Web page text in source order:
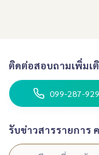
ติดต่อสอบถามเพิ่มเ
099-287-
รับข่าวสารรายการ